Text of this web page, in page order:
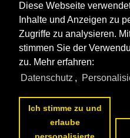
Calatayud
Alle Fotos ausAragon
Diese Webseite
Inhalte und Anzeigen zu
Zugriffe zu analysieren.
stimmen Sie der
zu. Mehr erfahren:
Datenschutz ,
Ich stimme zu und
erlaube